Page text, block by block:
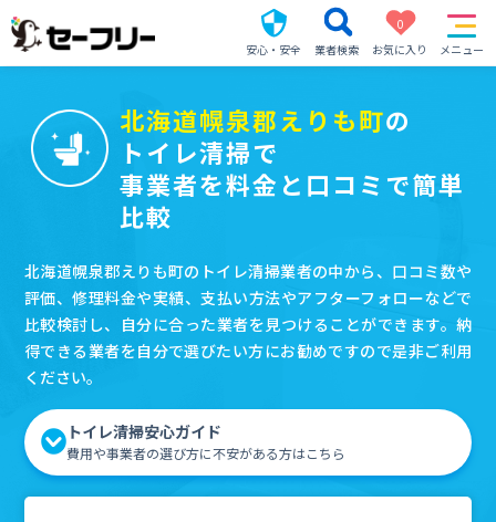
安心・安全 業者検索
0
お気に入り
メニュー
北海道幌泉郡えりも町の
トイレ清掃で
事業者を料金と口コミで簡単
比較
北海道幌泉郡えりも町のトイレ清掃業者の中から、口コミ数や
評価、修理料金や実績、支払い方法やアフターフォローなどで
比較検討し、自分に合った業者を見つけることができます。納
得できる業者を自分で選びたい方にお勧めですので是非ご利用
ください。
トイレ清掃安心ガイド
費用や事業者の選び方に不安がある方はこちら